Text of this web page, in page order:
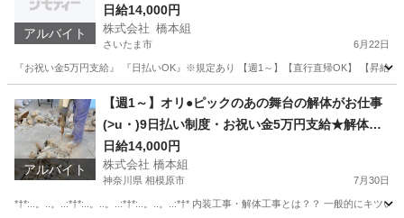
アルバイト
日給14,000円
株式会社 橋本組
さいたま市 6月22日
『お祝い金5万円支給』 『日払いOK』※規定あり 【週1～】【直行直帰OK】 【昇給
さいたま市 その他 埼玉 川越市 その他
スタッフ
アルバイト
【週1～】オリ●ピックのあの舞台の解体がお仕事
(>u・)9日払い制度・お祝い金5万円支給★解体作
業員
日給14,000円
株式会社 橋本組
神奈川県 相模原市 7月30日
*†*:..。..。..:*†*:..。..。..:*†*:..。..。..:*†* 内装工事・解体工事とは？？ 一般的にキツ